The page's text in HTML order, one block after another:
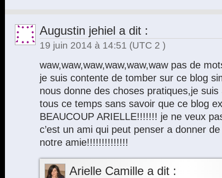
Augustin jehiel a dit :
19 juin 2014 à 14:51 (UTC 2 )
waw,waw,waw,waw,waw,waw pas de
je suis contente de tomber sur ce blog
nous donne des choses pratiques,je
tous ce temps sans savoir que ce blog
BEAUCOUP ARIELLE!!!!!!! je ne veux
c’est un ami qui peut penser a donner
notre amie!!!!!!!!!!!!!!
Arielle Camille a dit :